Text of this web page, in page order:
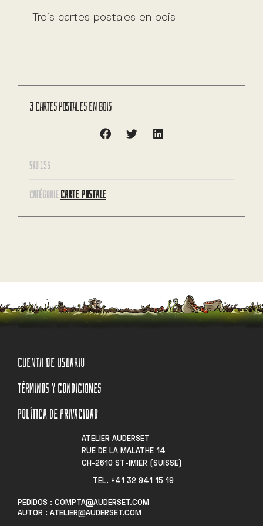
Trois cartes postales en bois
3 cartes postales en bois
SKU 155
CATÉGORIE CARTE POSTALE
CUENTA DE USUARIO
TÉRMINOS Y CONDICIONES
POLÍTICA DE PRIVACIDAD
ATELIER AUDERSET
RUE DE LA MALATHE 14
CH-2610 ST-IMIER (SUISSE)
TEL. +41 32 941 15 19​
PEDIDOS : COMPTA@AUDERSET.COM
AUTOR : ATELIER@AUDERSET.COM